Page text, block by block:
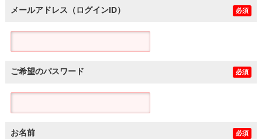
メールアドレス（ログインID） 必須
ご希望のパスワード 必須
お名前 必須